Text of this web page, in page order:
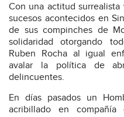
Con una actitud
sucesos acontecidos en
de sus compinches de
solidaridad otorgando
Ruben Rocha al igual
avalar la política de
delincuentes.
En días pasados un
acribillado en